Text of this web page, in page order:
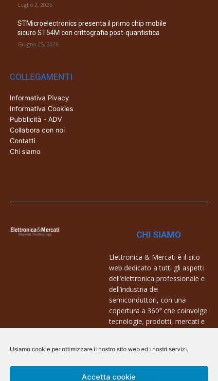
Usiamo cookie per ottimizzare il nostro sito web ed i nostri servizi.
Accetta cookie
Luglio 2, 2026
STMicroelectronics presenta il primo chip mobile
sicuro ST54M con crittografia post-quantistica
Giugno 25, 2026
COLLEGAMENTI
Informativa Pivacy
Informativa Cookies
Pubblicità - ADV
Collabora con noi
Contatti
Chi siamo
CHI SIAMO
Elettronica & Mercati è il sito
web dedicato a tutti gli aspetti
dell’elettronica professionale e
dell’industria dei
semiconduttori, con una
copertura a 360° che coinvolge
tecnologie, prodotti, mercati e
Contatti: